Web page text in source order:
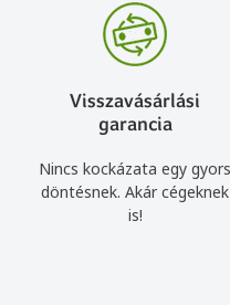
Visszavásárlási
garancia
Nincs kockázata egy gyors
döntésnek. Akár cégeknek
is!